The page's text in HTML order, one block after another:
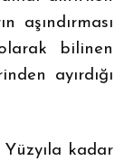
aşındırması
bilinen
ayırdığı
Yüzyıla kadar